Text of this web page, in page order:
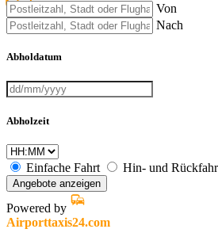
Von
Nach
Abholdatum
Abholzeit
Einfache Fahrt Hin- und
Angebote anzeigen
Powered by
Airporttaxis24.com